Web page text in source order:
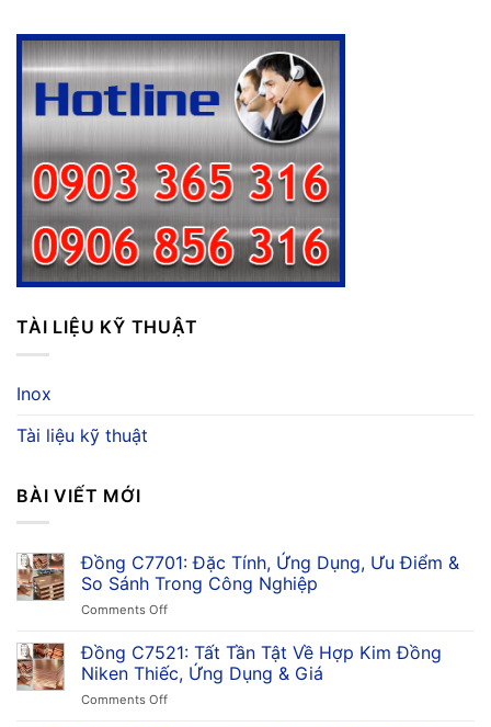
TÀI LIỆU KỸ THUẬT
Inox
Tài liệu kỹ thuật
BÀI VIẾT MỚI
Đồng C7701: Đặc Tính, Ứng Dụng, Ưu Điểm &
So Sánh Trong Công Nghiệp
Comments Offon
C7701:
Đặc
Tính,
Ứng
Đồng C7521: Tất Tần Tật Về Hợp Kim Đồng
Niken Thiếc, Ứng Dụng & Giá
Comments Offon